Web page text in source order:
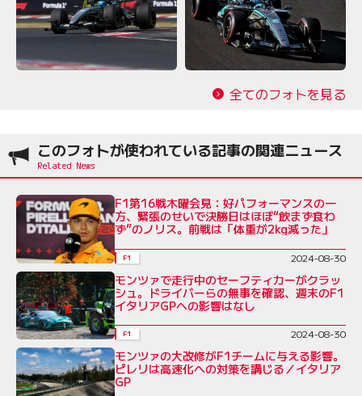
全てのフォトを見る
このフォトが使われている記事の関連ニュース
F1第16戦木曜会見：好パフォーマンスの一
方、緊張のせいで決勝日はほぼ“飲まず食わ
ず”のノリス。前戦は「体重が2kg減った」
F1 2024-08-30
モンツァで走行中のセーフティカーがクラッ
シュ。ドライバーらの無事を確認、週末のF1
イタリアGPへの影響はなし
F1 2024-08-30
モンツァの大改修がF1チームに与える影響。
ピレリは高速化への対策を講じる／イタリア
GP